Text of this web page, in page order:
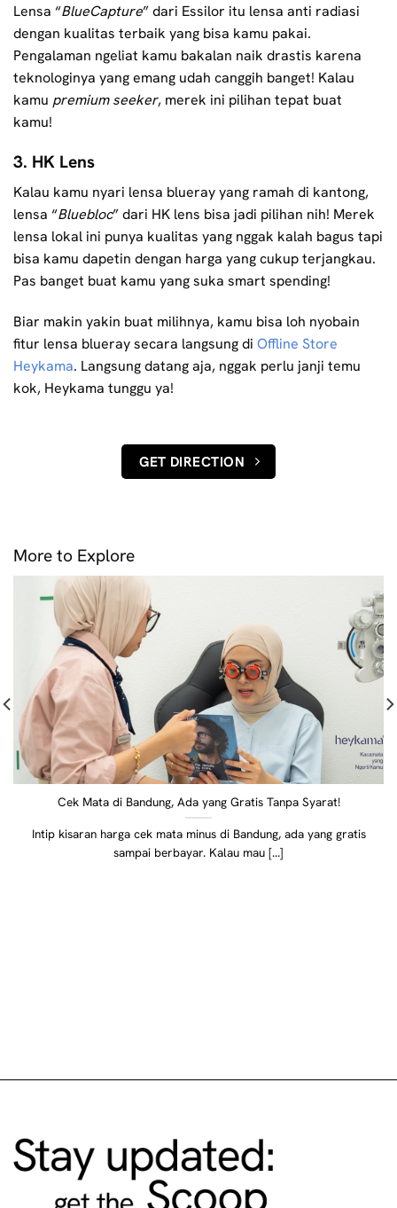
Lensa “BlueCapture” dari Essilor itu lensa anti radiasi
dengan kualitas terbaik yang bisa kamu pakai.
Pengalaman ngeliat kamu bakalan naik drastis karena
teknologinya yang emang udah canggih banget! Kalau
kamu premium seeker, merek ini pilihan tepat buat
kamu!
3. HK Lens
Kalau kamu nyari lensa blueray yang ramah di kantong,
lensa “Bluebloc” dari HK lens bisa jadi pilihan nih! Merek
lensa lokal ini punya kualitas yang nggak kalah bagus tapi
bisa kamu dapetin dengan harga yang cukup terjangkau.
Pas banget buat kamu yang suka smart spending!
Biar makin yakin buat milihnya, kamu bisa loh nyobain
fitur lensa blueray secara langsung di Offline Store
Heykama. Langsung datang aja, nggak perlu janji temu
kok, Heykama tunggu ya!
GET DIRECTION
More to Explore
Cek Mata di Bandung, Ada yang Gratis Tanpa Syarat!
Intip kisaran harga cek mata minus di Bandung, ada yang gratis
sampai berbayar. Kalau mau [...]